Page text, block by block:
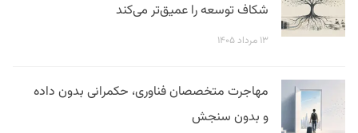
شکاف توسعه را عمیق‌تر می‌کند
۱۳ مرداد ۱۴۰۵
مهاجرت متخصصان فناوری، حکمرانی بدون داده
و بدون سنجش